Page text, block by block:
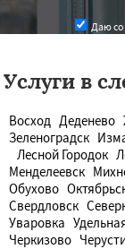
Даю
Услуги в
Восход Деденево
Зеленоградск
Лесной Городок
Менделеевск
Обухово
Свердловск
Уваровка
Черкизово